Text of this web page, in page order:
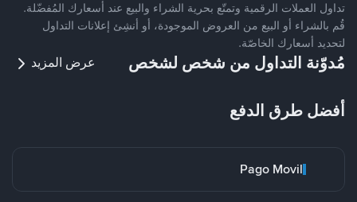
تداول العملات الرقمية وتمتّع بحرية الشراء والبيع عند أسعارك المُفضّلة.
قُم بالشراء أو البيع من العروض الموجودة، أو أنشِئ إعلانات التداول
لتحديد أسعارك الخاصّة.
مُدوّنة التداول من شخص لشخص عرض المزيد
أفضل طرق الدفع
Pago Movil